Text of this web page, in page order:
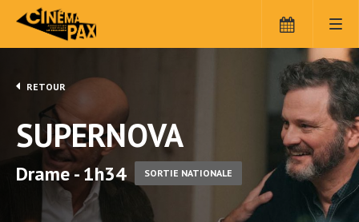
RETOUR
SUPERNOVA
Drame - 1h34 SORTIE NATIONALE